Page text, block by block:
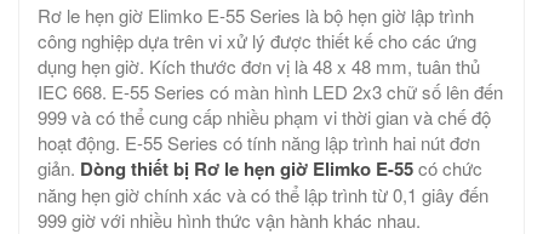
Rơ le hẹn giờ Elimko E-55 Series là bộ hẹn giờ lập trình
công nghiệp dựa trên vi xử lý được thiết kế cho các ứng
dụng hẹn giờ. Kích thước đơn vị là 48 x 48 mm, tuân thủ
IEC 668. E-55 Series có màn hình LED 2x3 chữ số lên đến
999 và có thể cung cấp nhiều phạm vi thời gian và chế độ
hoạt động. E-55 Series có tính năng lập trình hai nút đơn
giản. Dòng thiết bị Rơ le hẹn giờ Elimko E-55có chức
năng hẹn giờ chính xác và có thể lập trình từ 0,1 giây đến
999 giờ với nhiều hình thức vận hành khác nhau.